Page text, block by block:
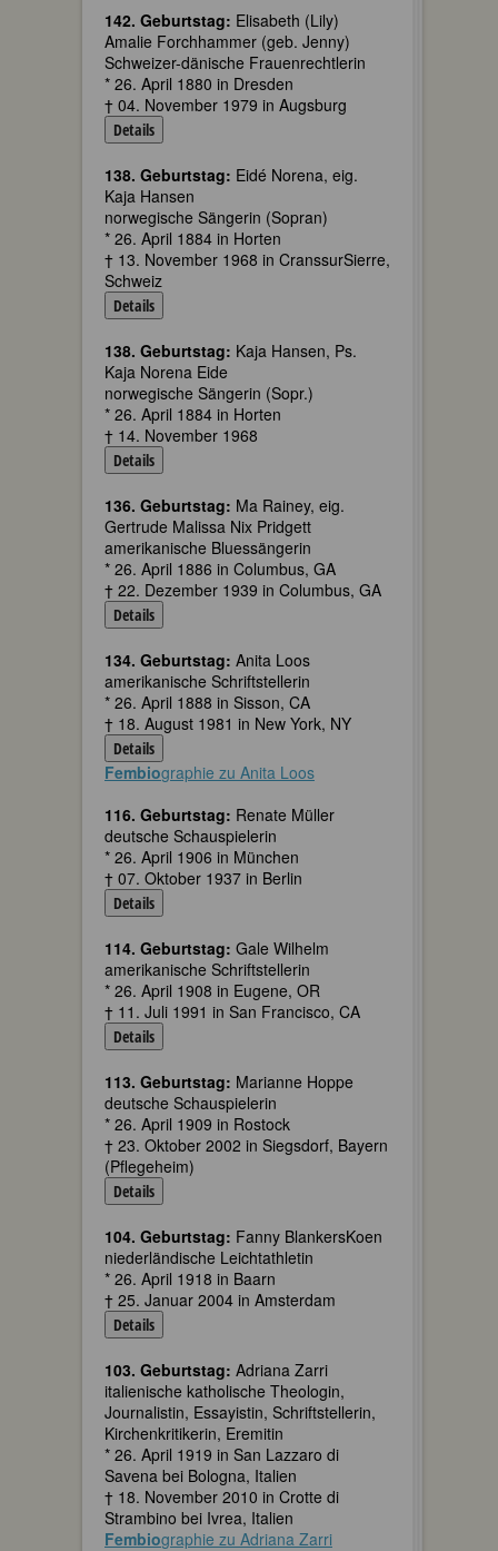
142. Geburtstag: Elisabeth (Lily)
Amalie Forchhammer (geb. Jenny)
Schweizer-dänische Frauenrechtlerin
* 26. April 1880 in Dresden
† 04. November 1979 in Augsburg
Details
138. Geburtstag: Eidé Norena, eig.
Kaja Hansen
norwegische Sängerin (Sopran)
* 26. April 1884 in Horten
† 13. November 1968 in CranssurSierre,
Schweiz
Details
138. Geburtstag: Kaja Hansen, Ps.
Kaja Norena Eide
norwegische Sängerin (Sopr.)
* 26. April 1884 in Horten
† 14. November 1968
Details
136. Geburtstag: Ma Rainey, eig.
Gertrude Malissa Nix Pridgett
amerikanische Bluessängerin
* 26. April 1886 in Columbus, GA
† 22. Dezember 1939 in Columbus, GA
Details
134. Geburtstag: Anita Loos
amerikanische Schriftstellerin
* 26. April 1888 in Sisson, CA
† 18. August 1981 in New York, NY
Details
Fembiographie zu Anita Loos
116. Geburtstag: Renate Müller
deutsche Schauspielerin
* 26. April 1906 in München
† 07. Oktober 1937 in Berlin
Details
114. Geburtstag: Gale Wilhelm
amerikanische Schriftstellerin
* 26. April 1908 in Eugene, OR
† 11. Juli 1991 in San Francisco, CA
Details
113. Geburtstag: Marianne Hoppe
deutsche Schauspielerin
* 26. April 1909 in Rostock
† 23. Oktober 2002 in Siegsdorf, Bayern
(Pflegeheim)
Details
104. Geburtstag: Fanny BlankersKoen
niederländische Leichtathletin
* 26. April 1918 in Baarn
† 25. Januar 2004 in Amsterdam
Details
103. Geburtstag: Adriana Zarri
italienische katholische Theologin,
Journalistin, Essayistin, Schriftstellerin,
Kirchenkritikerin, Eremitin
* 26. April 1919 in San Lazzaro di
Savena bei Bologna, Italien
† 18. November 2010 in Crotte di
Strambino bei Ivrea, Italien
Fembiographie zu Adriana Zarri